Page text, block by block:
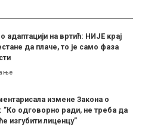
адаптацији на вртић: НИЈЕ крај
да плаче, то је само фаза
измене Закона о
одговорно ради, не треба да
изгубити лиценцу”